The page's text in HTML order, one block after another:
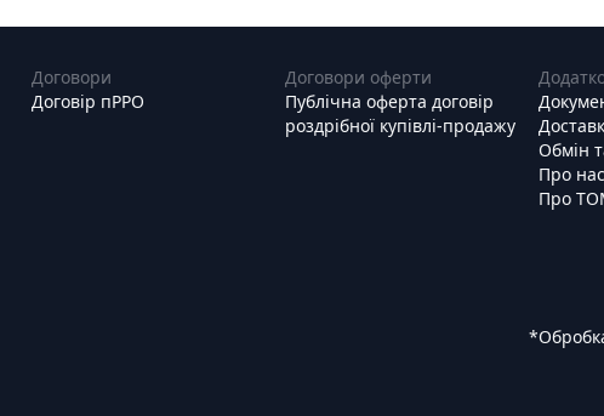
Договори
Договір пРРО
Договори оферти
Публічна оферта договір
роздрібної купівлі-продажу
Обмін
Про нас
Про
*